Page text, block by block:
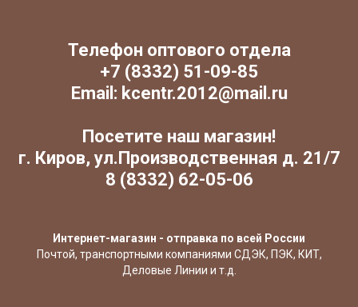
Телефон оптового отдела
+7 (8332) 51-09-85
Email: kcentr.2012@mail.ru
Посетите наш магазин!
г. Киров, ул.Производственная д. 21/7
8 (8332) 62-05-06
Интернет-магазин - отправка по всей России
Почтой, транспортными компаниями СДЭК, ПЭК, КИТ,
Деловые Линии и т.д.